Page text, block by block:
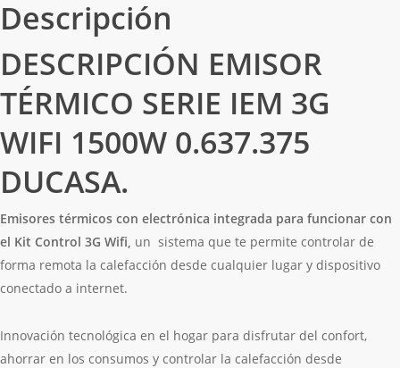
Descripción
DESCRIPCIÓN EMISOR
TÉRMICO SERIE IEM 3G
WIFI 1500W 0.637.375
DUCASA.
Emisores térmicos con electrónica integrada para funcionar con
el Kit Control 3G Wifi, un sistema que te permite controlar de
forma remota la calefacción desde cualquier lugar y dispositivo
conectado a internet.
Innovación tecnológica en el hogar para disfrutar del confort,
ahorrar en los consumos y controlar la calefacción desde